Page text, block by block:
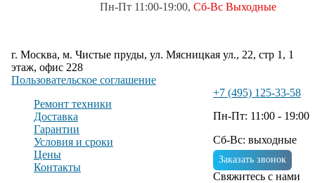
Пн-Пт 11:00-19:00, Сб-Вс Выходные
г. Москва, м. Чистые пруды, ул. Мясницкая ул., 22, стр 1, 1
этаж, офис 228
Пользовательское соглашение
Ремонт техники
Доставка
Гарантии
Условия и сроки
Цены
Контакты
+7 (495) 125-33-58
Пн-Пт: 11:00 - 19:00
Сб-Вс: выходные
Заказать звонок
Свяжитесь с нами